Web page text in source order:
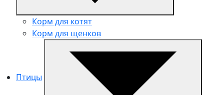
Корм для котят
Корм для щенков
Птицы